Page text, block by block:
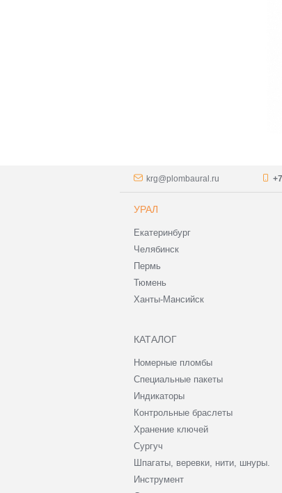
krg@plombaural.ru
УРАЛ
Екатеринбург
Челябинск
Пермь
Тюмень
Ханты-Мансийск
КАТАЛОГ
Номерные пломбы
Специальные пакеты
Индикаторы
Контрольные браслеты
Хранение ключей
Сургуч
Шпагаты, веревки, нити, шнуры.
Инструмент